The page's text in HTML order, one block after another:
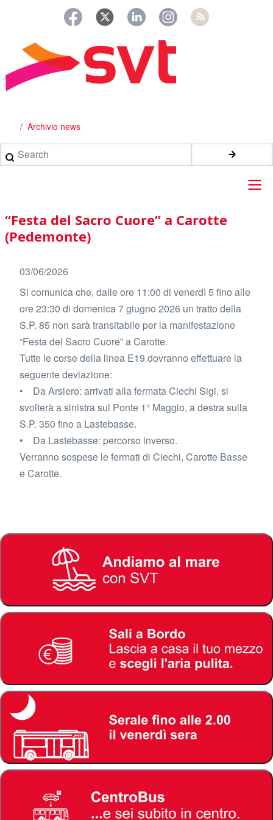
principale
Briciole
di
pane
Archivio news
Search
Main
navigation
“Festa del Sacro Cuore” a Carotte
(Pedemonte)
03/06/2026
Si comunica che, dalle ore 11:00 di venerdì 5 fino alle
ore 23:30 di domenica 7 giugno 2026 un tratto della
S.P. 85 non sarà transitabile per la manifestazione
“Festa del Sacro Cuore” a Carotte.
Tutte le corse della linea E19 dovranno effettuare la
seguente deviazione:
• Da Arsiero: arrivati alla fermata Ciechi Sigi, si
svolterà a sinistra sul Ponte 1° Maggio, a destra sulla
S.P. 350 fino a Lastebasse.
• Da Lastebasse: percorso inverso.
Verranno sospese le fermati di Ciechi, Carotte Basse
e Carotte.